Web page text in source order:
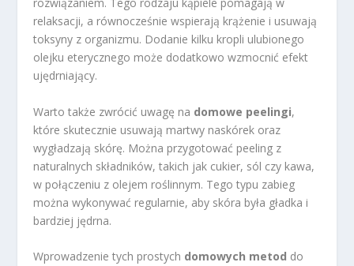
relaksacji, a równocześnie wspierają krążenie i usuwają
toksyny z organizmu. Dodanie kilku kropli ulubionego
olejku eterycznego może dodatkowo wzmocnić efekt
ujędrniający.
Warto także zwrócić uwagę na domowe peelingi,
które skutecznie usuwają martwy naskórek oraz
wygładzają skórę. Można przygotować peeling z
naturalnych składników, takich jak cukier, sól czy kawa,
w połączeniu z olejem roślinnym. Tego typu zabieg
można wykonywać regularnie, aby skóra była gładka i
bardziej jędrna.
Wprowadzenie tych prostych domowych metod do